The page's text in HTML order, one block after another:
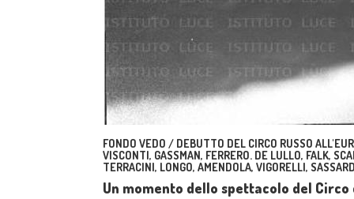
FONDO VEDO / DEBUTTO DEL CIRCO RUSSO
VISCONTI, GASSMAN, FERRERO. DE LULLO, FALK,
TERRACINI, LONGO, AMENDOLA, VIGORELLI,
Un momento dello spettacolo del Circo